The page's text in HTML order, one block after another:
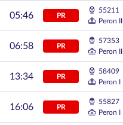
05:46 PR
55211
Peron II
06:58 PR
57353
Peron II
13:34 PR
58409
Peron I
16:06 PR
55827
Peron I